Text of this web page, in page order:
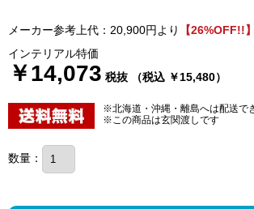
メーカー参考上代：20,900円より
【26%OFF!!】
インテリアル特価
￥14,073 税抜 （税込 ￥15,480）
※北海道・沖縄・離島へは配送で
※この商品は玄関渡しです
数量：